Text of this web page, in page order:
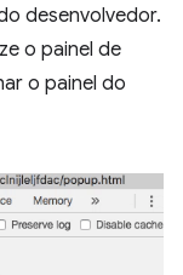
desenvolvedor.
o painel de
o painel do